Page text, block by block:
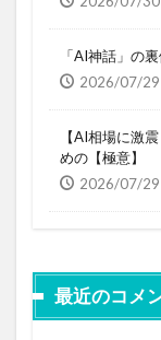
「AI神話」の
2026/07/29
【AI相場に激
めの【極意】
2026/07/29
最近のコメ